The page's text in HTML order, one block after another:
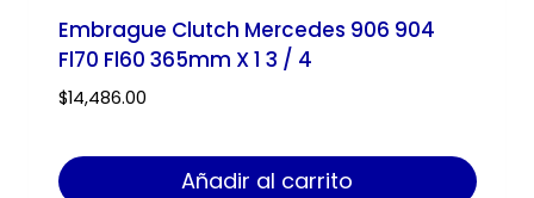
Embrague Clutch Mercedes 906 904
Fl70 Fl60 365mm X 1 3 / 4
$14,486.00
Añadir al carrito